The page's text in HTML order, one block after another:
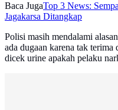
Baca JugaTop 3 News:
Jagakarsa Ditangkap
Polisi masih mendalami
ada dugaan karena tak
dicek urine apakah pelaku